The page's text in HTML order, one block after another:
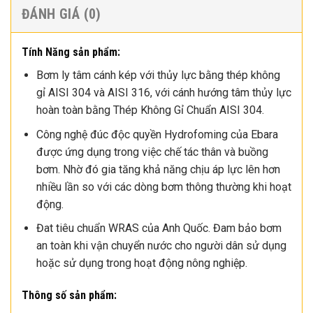
ĐÁNH GIÁ (0)
Tính Năng sản phẩm:
Bơm ly tâm cánh kép với thủy lực bằng thép không
gỉ AISI 304 và AISI 316, với cánh hướng tâm thủy lực
hoàn toàn bằng Thép Không Gỉ Chuẩn AISI 304.
Công nghệ đúc độc quyền Hydrofoming của Ebara
được ứng dụng trong việc chế tác thân và buồng
bơm. Nhờ đó gia tăng khả năng chịu áp lực lên hơn
nhiều lần so với các dòng bơm thông thường khi hoạt
động.
Đat tiêu chuẩn WRAS của Anh Quốc. Đam bảo bơm
an toàn khi vận chuyển nước cho người dân sử dụng
hoặc sử dụng trong hoạt động nông nghiệp.
Thông số sản phẩm: